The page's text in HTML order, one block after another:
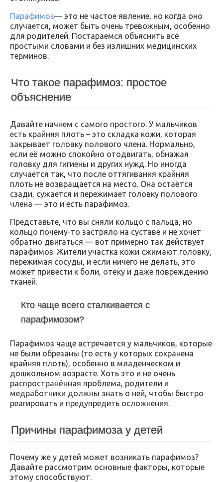
Парафимоз— это не частое явление, но когда оно
случается, может быть очень тревожным, особенно
для родителей. Постараемся объяснить всё
простыми словами и без излишних медицинских
терминов.
Что такое парафимоз: простое
объяснение
Давайте начнем с самого простого. У мальчиков
есть крайняя плоть – это складка кожи, которая
закрывает головку полового члена. Нормально,
если её можно спокойно отодвигать, обнажая
головку для гигиены и других нужд. Но иногда
случается так, что после оттягивания крайняя
плоть не возвращается на место. Она остаётся
сзади, сужается и пережимает головку полового
члена — это и есть парафимоз.
Представьте, что вы сняли кольцо с пальца, но
кольцо почему-то застряло на суставе и не хочет
обратно двигаться — вот примерно так действует
парафимоз. Жители участка кожи сжимают головку,
пережимая сосуды, и если ничего не делать, это
может привести к боли, отёку и даже повреждению
тканей.
Кто чаще всего сталкивается с
парафимозом?
Парафимоз чаще встречается у мальчиков, которые
не были обрезаны (то есть у которых сохранена
крайняя плоть), особенно в младенческом и
дошкольном возрасте. Хоть это и не очень
распространённая проблема, родители и
медработники должны знать о ней, чтобы быстро
реагировать и предупредить осложнения.
Причины парафимоза у детей
Почему же у детей может возникать парафимоз?
Давайте рассмотрим основные факторы, которые
этому способствуют.